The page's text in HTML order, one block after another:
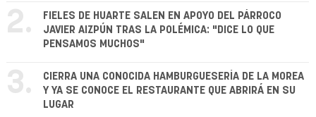
2.
FIELES DE HUARTE SALEN EN APOYO DEL PÁRROCO
JAVIER AIZPÚN TRAS LA POLÉMICA: "DICE LO QUE
PENSAMOS MUCHOS"
3.
CIERRA UNA CONOCIDA HAMBURGUESERÍA DE LA MOREA
Y YA SE CONOCE EL RESTAURANTE QUE ABRIRÁ EN SU
LUGAR